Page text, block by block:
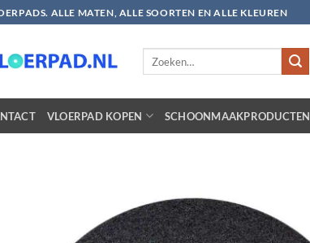
ALLE MATEN, ALLE SOORTEN EN ALLE KLEUREN
VLOERPAD KOPEN SCHOONMAAKPRODUCTEN